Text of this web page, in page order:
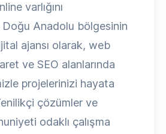
varlığını
Anadolu bölgesinin
ajansı olarak, web
ve SEO alanlarında
projelerinizi hayata
çözümler ve
odaklı çalışma